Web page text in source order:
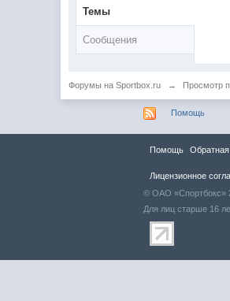
Темы
Сообщения
Форумы на Sportbox.ru → Просмотр
Помощь
Помощь Обратная
Лицензионное
© ОАО «Спортбокс»
Для лиц старше 16